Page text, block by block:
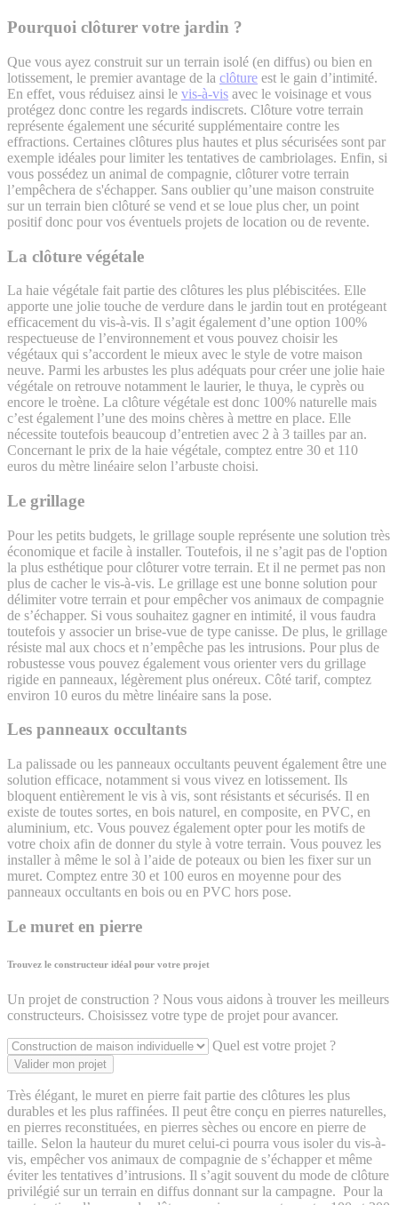
Pourquoi clôturer votre jardin ?
Que vous ayez construit sur un terrain isolé (en diffus) ou bien en
lotissement, le premier avantage de la clôture est le gain d’intimité.
En effet, vous réduisez ainsi le vis-à-vis avec le voisinage et vous
protégez donc contre les regards indiscrets. Clôture votre terrain
représente également une sécurité supplémentaire contre les
effractions. Certaines clôtures plus hautes et plus sécurisées sont par
exemple idéales pour limiter les tentatives de cambriolages. Enfin, si
vous possédez un animal de compagnie, clôturer votre terrain
l’empêchera de s'échapper. Sans oublier qu’une maison construite
sur un terrain bien clôturé se vend et se loue plus cher, un point
positif donc pour vos éventuels projets de location ou de revente.
La clôture végétale
La haie végétale fait partie des clôtures les plus plébiscitées. Elle
apporte une jolie touche de verdure dans le jardin tout en protégeant
efficacement du vis-à-vis. Il s’agit également d’une option 100%
respectueuse de l’environnement et vous pouvez choisir les
végétaux qui s’accordent le mieux avec le style de votre maison
neuve. Parmi les arbustes les plus adéquats pour créer une jolie haie
végétale on retrouve notamment le laurier, le thuya, le cyprès ou
encore le troène. La clôture végétale est donc 100% naturelle mais
c’est également l’une des moins chères à mettre en place. Elle
nécessite toutefois beaucoup d’entretien avec 2 à 3 tailles par an.
Concernant le prix de la haie végétale, comptez entre 30 et 110
euros du mètre linéaire selon l’arbuste choisi.
Le grillage
Pour les petits budgets, le grillage souple représente une solution très
économique et facile à installer. Toutefois, il ne s’agit pas de l'option
la plus esthétique pour clôturer votre terrain. Et il ne permet pas non
plus de cacher le vis-à-vis. Le grillage est une bonne solution pour
délimiter votre terrain et pour empêcher vos animaux de compagnie
de s’échapper. Si vous souhaitez gagner en intimité, il vous faudra
toutefois y associer un brise-vue de type canisse. De plus, le grillage
résiste mal aux chocs et n’empêche pas les intrusions. Pour plus de
robustesse vous pouvez également vous orienter vers du grillage
rigide en panneaux, légèrement plus onéreux. Côté tarif, comptez
environ 10 euros du mètre linéaire sans la pose.
Les panneaux occultants
La palissade ou les panneaux occultants peuvent également être une
solution efficace, notamment si vous vivez en lotissement. Ils
bloquent entièrement le vis à vis, sont résistants et sécurisés. Il en
existe de toutes sortes, en bois naturel, en composite, en PVC, en
aluminium, etc. Vous pouvez également opter pour les motifs de
votre choix afin de donner du style à votre terrain. Vous pouvez les
installer à même le sol à l’aide de poteaux ou bien les fixer sur un
muret. Comptez entre 30 et 100 euros en moyenne pour des
panneaux occultants en bois ou en PVC hors pose.
Le muret en pierre
Trouvez le constructeur idéal pour votre projet
Un projet de construction ? Nous vous aidons à trouver les meilleurs
constructeurs. Choisissez votre type de projet pour avancer.
Quel est votre projet ?
Valider mon projet
Très élégant, le muret en pierre fait partie des clôtures les plus
durables et les plus raffinées. Il peut être conçu en pierres naturelles,
en pierres reconstituées, en pierres sèches ou encore en pierre de
taille. Selon la hauteur du muret celui-ci pourra vous isoler du vis-à-
vis, empêcher vos animaux de compagnie de s’échapper et même
éviter les tentatives d’intrusions. Il s’agit souvent du mode de clôture
privilégié sur un terrain en diffus donnant sur la campagne. Pour la